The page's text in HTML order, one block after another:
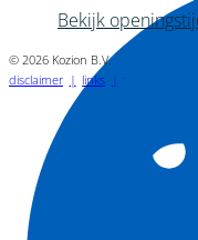
Bekijk
© 2026 Kozion B.V.
disclaimer
links vacatures